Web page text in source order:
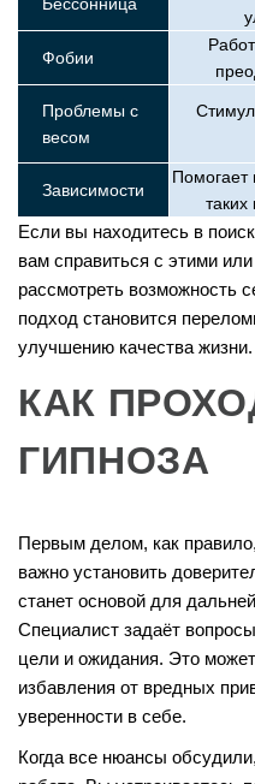
Фобии
Проблемы с
весом
Зависимости
Помогает
таких
Если вы находитесь в
вам справиться с этими
рассмотреть возможность
подход становится
улучшению качества жизни.
КАК
ГИПНОЗА
Первым делом, как
важно установить
станет основой для
Специалист задаёт
цели и ожидания. Это
избавления от вредных
уверенности в себе.
Когда все нюансы